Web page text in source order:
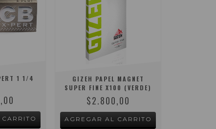
1 1/4
GIZEH PAPEL MAGNET
SUPER FINE X100 (VERDE)
$2.800,00